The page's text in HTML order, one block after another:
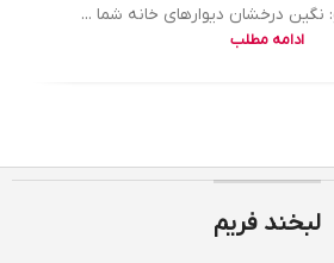
نگین درخشان دیوارهای خانه شما ...
ادامه مطلب
لبخند فریم